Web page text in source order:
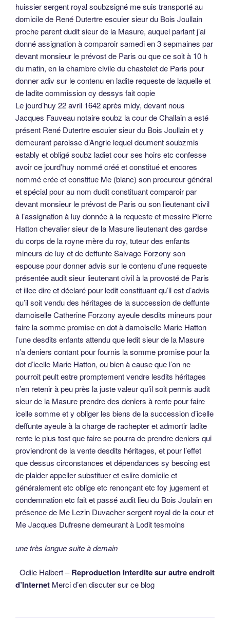
huissier sergent royal soubzsigné me suis transporté au
domicile de René Dutertre escuier sieur du Bois Joullain
proche parent dudit sieur de la Masure, auquel parlant j’ai
donné assignation à comparoir samedi en 3 sepmaines par
devant monsieur le prévost de Paris ou que ce soit à 10 h
du matin, en la chambre civile du chastelet de Paris pour
donner adiv sur le contenu en ladite requeste de laquelle et
de ladite commission cy dessys fait copie
Le jourd’huy 22 avril 1642 après midy, devant nous
Jacques Fauveau notaire soubz la cour de Challain a esté
présent René Dutertre escuier sieur du Bois Joullain et y
demeurant paroisse d’Angrie lequel deument soubzmis
estably et obligé soubz ladiet cour ses hoirs etc confesse
avoir ce jourd’huy nommé créé et constitué et encores
nommé crée et constitue Me (blanc) son procureur général
et spécial pour au nom dudit constituant comparoir par
devant monsieur le prévost de Paris ou son lieutenant civil
à l’assignation à luy donnée à la requeste et messire Pierre
Hatton chevalier sieur de la Masure lieutenant des gardse
du corps de la royne mère du roy, tuteur des enfants
mineurs de luy et de deffunte Salvage Forzony son
espouse pour donner advis sur le contenu d’une requeste
présentée audit sieur lieutenant civil à la provosté de Paris
et illec dire et déclaré pour ledit constituant qu’il est d’advis
qu’il soit vendu des héritages de la succession de deffunte
damoiselle Catherine Forzony ayeule desdits mineurs pour
faire la somme promise en dot à damoiselle Marie Hatton
l’une desdits enfants attendu que ledit sieur de la Masure
n’a deniers contant pour fournis la somme promise pour la
dot d’icelle Marie Hatton, ou bien à cause que l’on ne
pourroit peult estre promptement vendre lesdits héritages
n’en retenir à peu près la juste valeur qu’il soit permis audit
sieur de la Masure prendre des deniers à rente pour faire
icelle somme et y obliger les biens de la succession d’icelle
deffunte ayeule à la charge de rachepter et admortir ladite
rente le plus tost que faire se pourra de prendre deniers qui
proviendront de la vente desdits héritages, et pour l’effet
que dessus circonstances et dépendances sy besoing est
de plaider appeller substituer et eslire domicile et
généralement etc oblige etc renonçant etc foy jugement et
condemnation etc fait et passé audit lieu du Bois Joulain en
présence de Me Lezin Duvacher sergent royal de la cour et
Me Jacques Dufresne demeurant à Lodit tesmoins
une très longue suite à demain
Odile Halbert –Reproduction interdite sur autre endroit
d’Internet Merci d’en discuter sur ce blog